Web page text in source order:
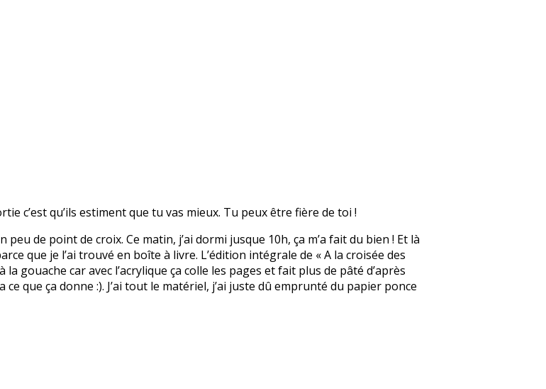
c’est qu’ils estiment que tu vas mieux. Tu peux être fière de toi !
de point de croix. Ce matin, j’ai dormi jusque 10h, ça m’a fait du bien ! Et là
que je l’ai trouvé en boîte à livre. L’édition intégrale de « A la croisée des
gouache car avec l’acrylique ça colle les pages et fait plus de pâté d’après
que ça donne :). J’ai tout le matériel, j’ai juste dû emprunté du papier ponce